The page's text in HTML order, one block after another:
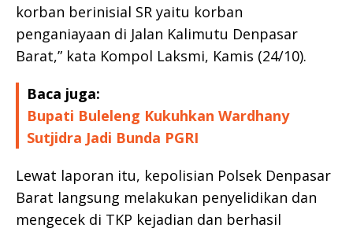
korban berinisial SR yaitu korban
penganiayaan di Jalan Kalimutu Denpasar
Barat,” kata Kompol Laksmi, Kamis (24/10).
Baca juga:
Bupati Buleleng Kukuhkan Wardhany
Sutjidra Jadi Bunda PGRI
Lewat laporan itu, kepolisian Polsek Denpasar
Barat langsung melakukan penyelidikan dan
mengecek di TKP kejadian dan berhasil